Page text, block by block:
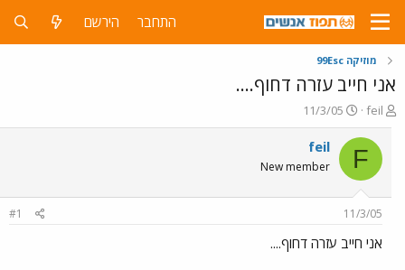
התחבר הירשם
מוזיקה 99Esc
אני חייב עזרה דחוף....
פ
ו
ת
ח
ה
ש
א
feil
פ
ו
ר
ס
ם
ר
11/3/05
F
feil
New member
11/3/05
#1
אני חייב עזרה דחוף....